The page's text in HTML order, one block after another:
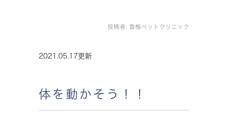
投稿者: 香椎ペットクリニック
2021.05.17更新
体を動かそう！！